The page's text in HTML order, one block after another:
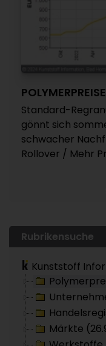
POLYMERPREISE
Standard-
gönnt sich
schwacher
Rollover / Mehr
Rubrikensuche
Kunststoff
Märkte